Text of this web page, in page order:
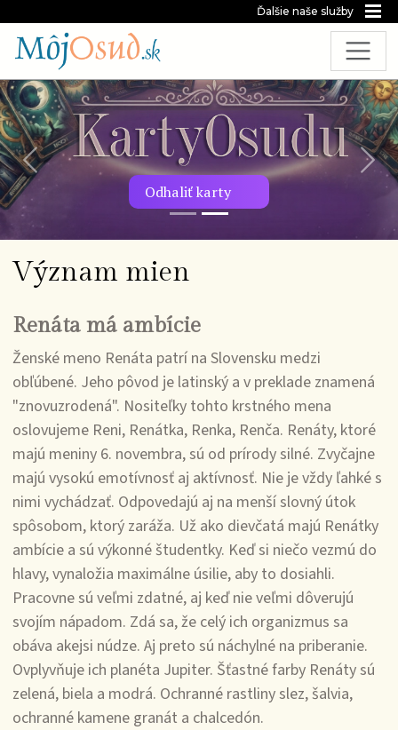
Ďalšie naše služby
Odhaliť karty
Predchádzajúca snímka
Význam mien
Renáta má ambície
Ženské meno Renáta patrí na Slovensku medzi
obľúbené. Jeho pôvod je latinský a v preklade znamená
"znovuzrodená". Nositeľky tohto krstného mena
oslovujeme Reni, Renátka, Renka, Renča. Renáty, ktoré
majú meniny 6. novembra, sú od prírody silné. Zvyčajne
majú vysokú emotívnosť aj aktívnosť. Nie je vždy ľahké s
nimi vychádzať. Odpovedajú aj na menší slovný útok
spôsobom, ktorý zaráža. Už ako dievčatá majú Renátky
ambície a sú výkonné študentky. Keď si niečo vezmú do
hlavy, vynaložia maximálne úsilie, aby to dosiahli.
Pracovne sú veľmi zdatné, aj keď nie veľmi dôverujú
svojím nápadom. Zdá sa, že celý ich organizmus sa
obáva akejsi núdze. Aj preto sú náchylné na priberanie.
Ovplyvňuje ich planéta Jupiter. Šťastné farby Renáty sú
zelená, biela a modrá. Ochranné rastliny slez, šalvia,
ochranné kamene granát a chalcedón.